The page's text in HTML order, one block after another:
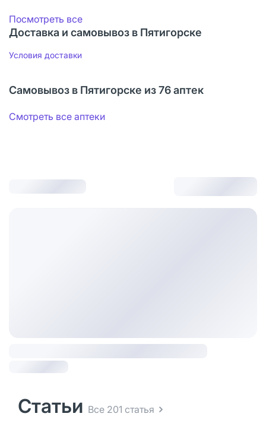
Посмотреть все
Доставка и самовывоз в Пятигорске
Условия доставки
Самовывоз в Пятигорске из 76 аптек
Смотреть все аптеки
Статьи Все 201 статья